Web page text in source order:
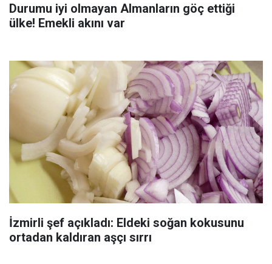
Durumu iyi olmayan Almanların göç ettiği
ülke! Emekli akını var
İzmirli şef açıkladı: Eldeki soğan kokusunu
ortadan kaldıran aşçı sırrı